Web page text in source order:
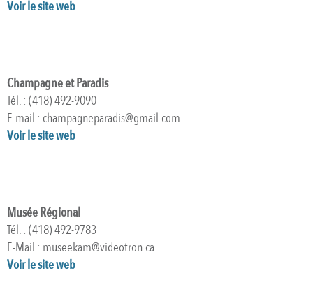
Voir le site web
Champagne et Paradis
Tél. : (418) 492-9090
E-mail : champagneparadis@gmail.com
Voir le site web
Musée Régional
Tél. : (418) 492-9783
E-Mail : museekam@videotron.ca
Voir le site web